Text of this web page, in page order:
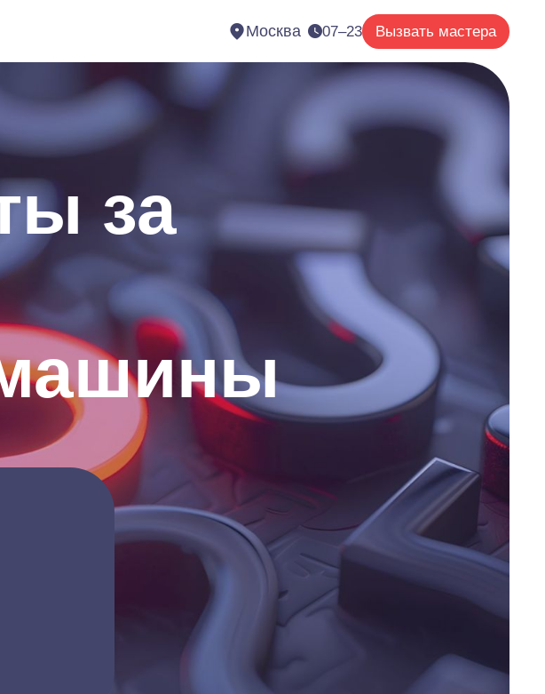
Москва 07–23 Вызвать мастера
за